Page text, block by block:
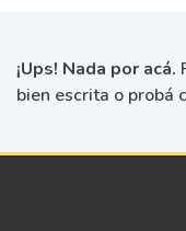
¡Ups! Nada por acá.
bien escrita o probá